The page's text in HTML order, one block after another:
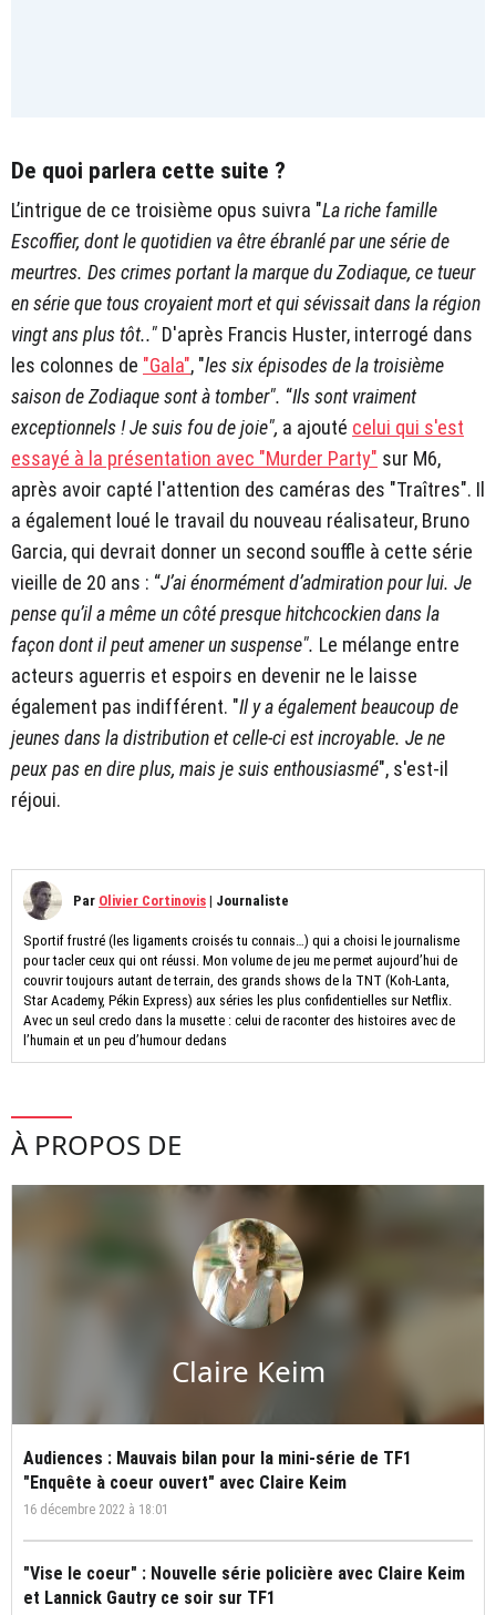
De quoi parlera cette suite ?
L’intrigue de ce troisième opus suivra "La riche famille
Escoffier, dont le quotidien va être ébranlé par une série de
meurtres. Des crimes portant la marque du Zodiaque, ce tueur
en série que tous croyaient mort et qui sévissait dans la région
vingt ans plus tôt.." D'après Francis Huster, interrogé dans
les colonnes de "Gala", "les six épisodes de la troisième
saison de Zodiaque sont à tomber". “Ils sont vraiment
exceptionnels ! Je suis fou de joie", a ajouté celui qui s'est
essayé à la présentation avec "Murder Party" sur M6,
après avoir capté l'attention des caméras des "Traîtres". Il
a également loué le travail du nouveau réalisateur, Bruno
Garcia, qui devrait donner un second souffle à cette série
vieille de 20 ans : “J’ai énormément d’admiration pour lui. Je
pense qu’il a même un côté presque hitchcockien dans la
façon dont il peut amener un suspense". Le mélange entre
acteurs aguerris et espoirs en devenir ne le laisse
également pas indifférent. "Il y a également beaucoup de
jeunes dans la distribution et celle-ci est incroyable. Je ne
peux pas en dire plus, mais je suis enthousiasmé", s'est-il
réjoui.
Par Olivier Cortinovis | Journaliste
Sportif frustré (les ligaments croisés tu connais…) qui a choisi le journalisme
pour tacler ceux qui ont réussi. Mon volume de jeu me permet aujourd’hui de
couvrir toujours autant de terrain, des grands shows de la TNT (Koh-Lanta,
Star Academy, Pékin Express) aux séries les plus confidentielles sur Netflix.
Avec un seul credo dans la musette : celui de raconter des histoires avec de
l’humain et un peu d’humour dedans
À PROPOS DE
Claire Keim
Audiences : Mauvais bilan pour la mini-série de TF1
"Enquête à coeur ouvert" avec Claire Keim
16 décembre 2022 à 18:01
"Vise le coeur" : Nouvelle série policière avec Claire Keim
et Lannick Gautry ce soir sur TF1